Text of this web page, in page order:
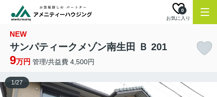
お気に入り
0
NEW
サンパティークメゾン南生田 Ｂ 201
9万円 管理/共益費 4,500円
1/27